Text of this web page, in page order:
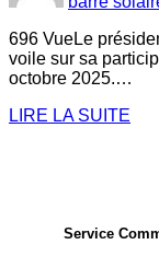
696 VueLe
voile sur sa
octobre 2025.…
LIRE LA SUITE
Service